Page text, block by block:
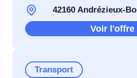
42160 Andrézieux-
Voir l'offre
Transport